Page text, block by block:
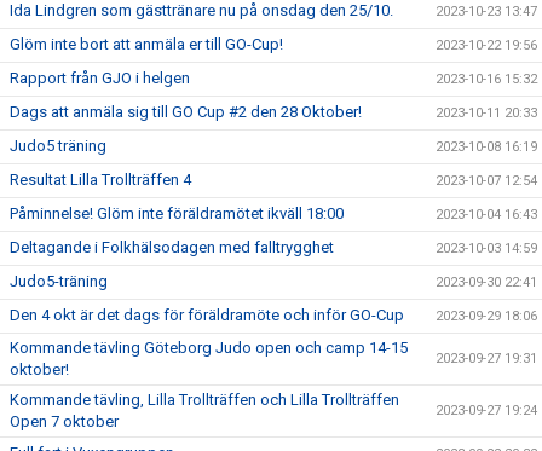
Ida Lindgren som gästtränare nu på onsdag den 25/10. 2023-10-23 13:47
Glöm inte bort att anmäla er till GO-Cup! 2023-10-22 19:56
Rapport från GJO i helgen 2023-10-16 15:32
Dags att anmäla sig till GO Cup #2 den 28 Oktober! 2023-10-11 20:33
Judo5 träning 2023-10-08 16:19
Resultat Lilla Trollträffen 4 2023-10-07 12:54
Påminnelse! Glöm inte föräldramötet ikväll 18:00 2023-10-04 16:43
Deltagande i Folkhälsodagen med falltrygghet 2023-10-03 14:59
Judo5-träning 2023-09-30 22:41
Den 4 okt är det dags för föräldramöte och inför GO-Cup 2023-09-29 18:06
Kommande tävling Göteborg Judo open och camp 14-15
oktober!
2023-09-27 19:31
Kommande tävling, Lilla Trollträffen och Lilla Trollträffen
Open 7 oktober
2023-09-27 19:24